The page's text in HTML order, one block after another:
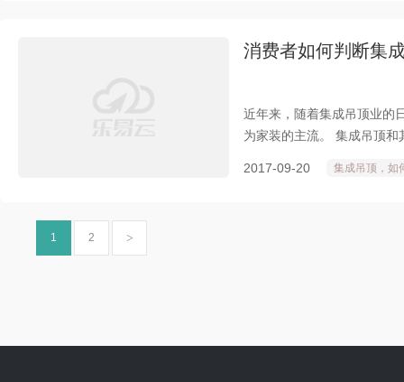
为更多的中国消费者带来更
消费者如何判断集
近年来，随着集成吊顶业的
为家装的主流。 集成吊顶
2017-09-20 集成吊顶，如
1 2